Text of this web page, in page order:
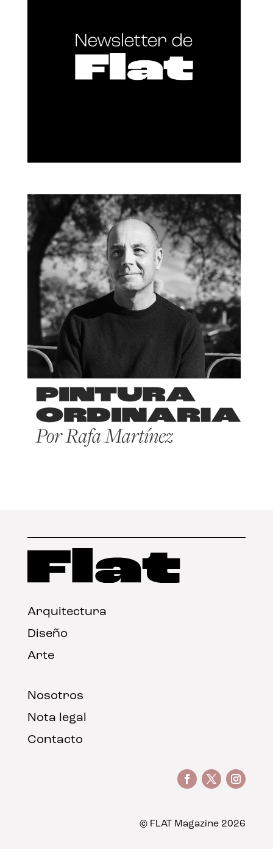
Arquitectura
Diseño
Arte
Nosotros
Nota legal
Contacto
© FLAT Magazine 2026